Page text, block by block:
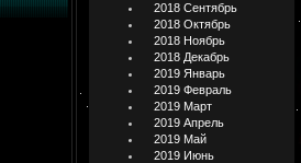
2018 Сентябрь
2018 Октябрь
2018 Ноябрь
2018 Декабрь
2019 Январь
2019 Февраль
2019 Март
2019 Апрель
2019 Май
2019 Июнь